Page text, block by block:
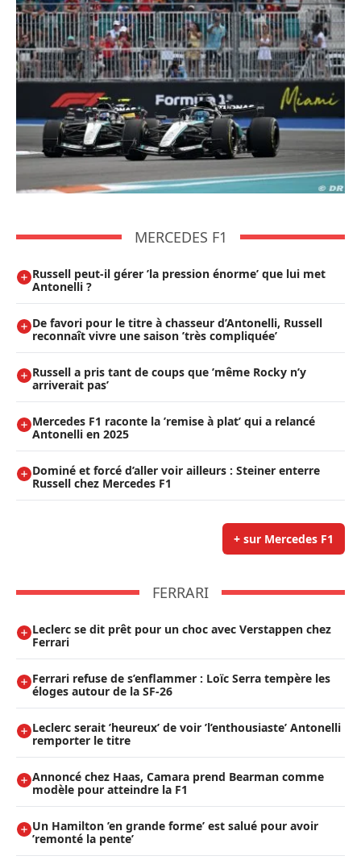
MERCEDES F1
Russell peut-il gérer ’la pression énorme’ que lui met
Antonelli ?
De favori pour le titre à chasseur d’Antonelli, Russell
reconnaît vivre une saison ’très compliquée’
Russell a pris tant de coups que ’même Rocky n’y
arriverait pas’
Mercedes F1 raconte la ’remise à plat’ qui a relancé
Antonelli en 2025
Dominé et forcé d’aller voir ailleurs : Steiner enterre
Russell chez Mercedes F1
+ sur Mercedes F1
FERRARI
Leclerc se dit prêt pour un choc avec Verstappen chez
Ferrari
Ferrari refuse de s’enflammer : Loïc Serra tempère les
éloges autour de la SF-26
Leclerc serait ’heureux’ de voir ’l’enthousiaste’ Antonelli
remporter le titre
Annoncé chez Haas, Camara prend Bearman comme
modèle pour atteindre la F1
Un Hamilton ’en grande forme’ est salué pour avoir
’remonté la pente’